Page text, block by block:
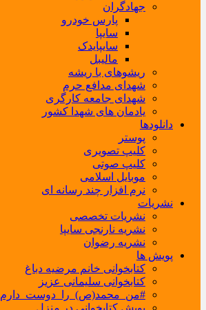
جهادگران
پارس خودرو
سایپا
سایپایدک
مالیبل
ریشوهای با ریشه
شهدای مدافع حرم
شهدای جامعه کارگری
یادمان های شهدا کشور
دانلودها
پوستر
کلیپ تصویری
کلیپ صوتی
موبایل اسلامی
نرم افزار چند رسانه ای
نشریات
نشریات تخصصی
نشریه نارنجی سایپا
نشریه رضوان
پویش ها
کتابخوانی خانم مرضیه دباغ
کتابخوانی سلیمانی عزیز
#من_محمد(ص)_را_دوست_دارم
پویش کتابخوانی در منزل